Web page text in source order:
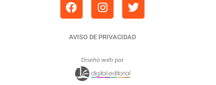
AVISO DE PRIVACIDAD
Diseño web por